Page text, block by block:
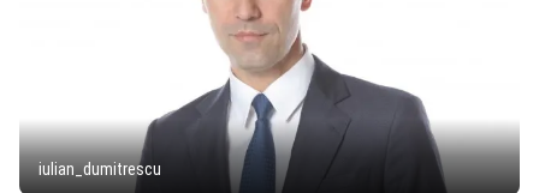
iulian_dumitrescu